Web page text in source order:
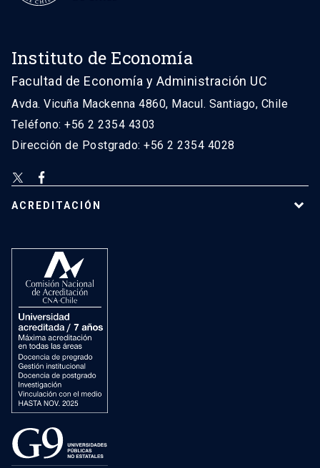
Instituto de Economía
Facultad de Economía y Administración UC
Avda. Vicuña Mackenna 4860, Macul. Santiago, Chile
Teléfono: +56 2 2354 4303
Dirección de Postgrado: +56 2 2354 4028
ACREDITACIÓN